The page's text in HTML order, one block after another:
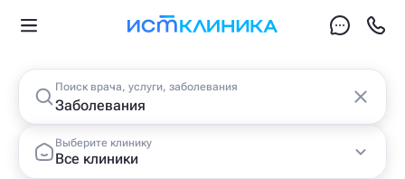
Поиск врача, услуги, заболевания
Выберите клинику
Все клиники